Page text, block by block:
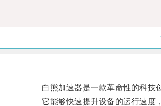
白熊加速器是一款革命性的科技创
它能够快速提升设备的运行速度，